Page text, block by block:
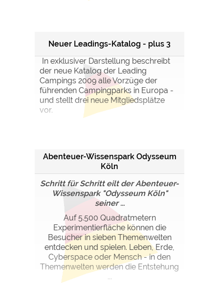
Neuer Leadings-Katalog - plus 3
In exklusiver Darstellung beschreibt
der neue Katalog der Leading
Campings 2009 alle Vorzüge der
führenden Campingparks in Europa -
und stellt drei neue Mitgliedsplätze
vor.
Abenteuer-Wissenspark Odysseum
Köln
Schritt für Schritt eilt der Abenteuer-
Wissenspark "Odysseum Köln"
seiner ...
Auf 5.500 Quadratmetern
Experimentierfläche können die
Besucher in sieben Themenwelten
entdecken und spielen. Leben, Erde,
Cyberspace oder Mensch - in den
Themenwelten werden die Entstehung
...